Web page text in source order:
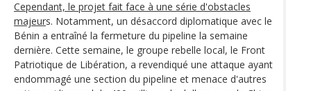
Cependant, le projet fait face à une série d'obstacles
majeurs. Notamment, un désaccord diplomatique avec le
Bénin a entraîné la fermeture du pipeline la semaine
dernière. Cette semaine, le groupe rebelle local, le Front
Patriotique de Libération, a revendiqué une attaque ayant
endommagé une section du pipeline et menace d'autres